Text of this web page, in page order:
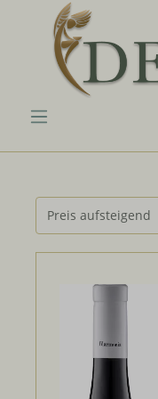
Zum Hauptinhalt